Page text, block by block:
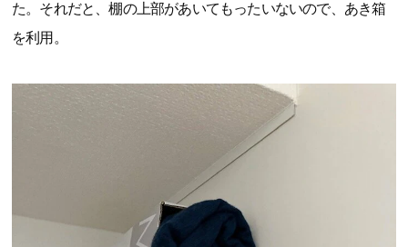
た。それだと、棚の上部があいてもったいないので、あき箱
を利用。